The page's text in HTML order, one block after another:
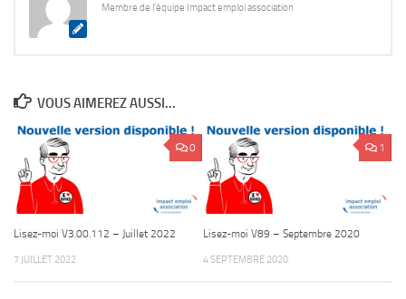
Membre de l'équipe Impact emploi association
VOUS AIMEREZ AUSSI...
0
Lisez-moi V3.00.112 – Juillet 2022
7 JUILLET 2022
1
Lisez-moi V89 – Septembre 2020
4 SEPTEMBRE 2020